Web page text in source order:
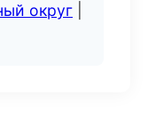
округ